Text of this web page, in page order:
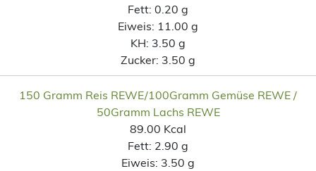
Fett: 0.20 g
Eiweis: 11.00 g
KH: 3.50 g
Zucker: 3.50 g
150 Gramm Reis REWE/100Gramm Gemüse REWE /
50Gramm Lachs REWE
89.00 Kcal
Fett: 2.90 g
Eiweis: 3.50 g